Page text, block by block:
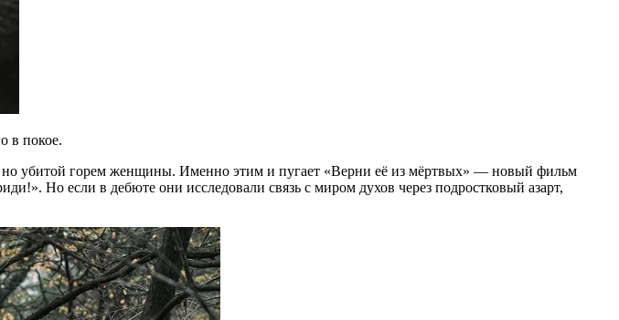
в покое.
убитой горем женщины. Именно этим и пугает «Верни её из мёртвых» — новый фильм
Но если в дебюте они исследовали связь с миром духов через подростковый азарт,